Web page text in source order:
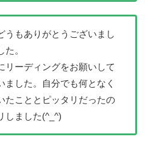
うもありがとうございまし
。
リーディングをお願いして
ました。自分でも何となく
たこととピッタリだったの
しました(^_^)